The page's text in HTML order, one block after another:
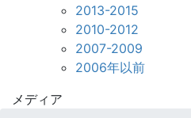
2013-2015
2010-2012
2007-2009
2006年以前
メディア